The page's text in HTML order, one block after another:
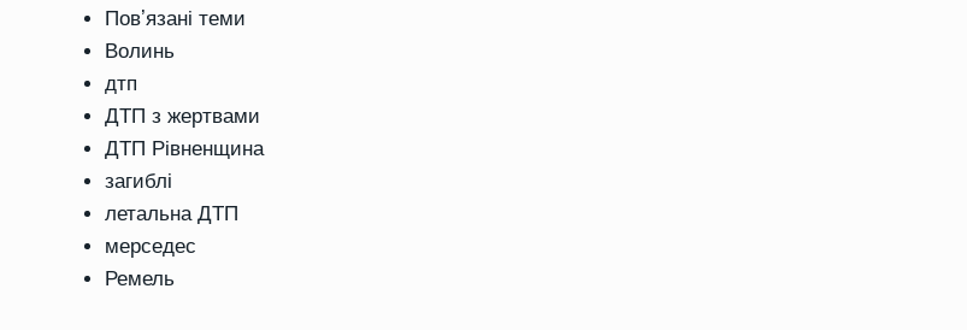
Повʼязані теми
Волинь
дтп
ДТП з жертвами
ДТП Рівненщина
загиблі
летальна ДТП
мерседес
Ремель